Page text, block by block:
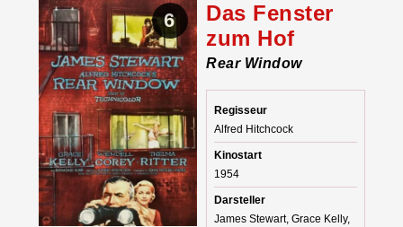
6
Das Fenster
zum Hof
Rear Window
Regisseur
Alfred Hitchcock
Kinostart
1954
Darsteller
James Stewart, Grace Kelly,